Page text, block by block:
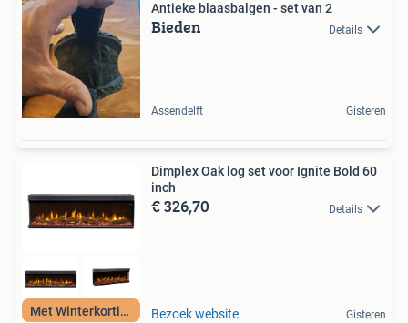
Antieke blaasbalgen - set van 2
Bieden Details
Assendelft Gisteren
Met Winterkorting
Dimplex Oak log set voor Ignite Bold 60
inch
€ 326,70 Details
Bezoek website Gisteren